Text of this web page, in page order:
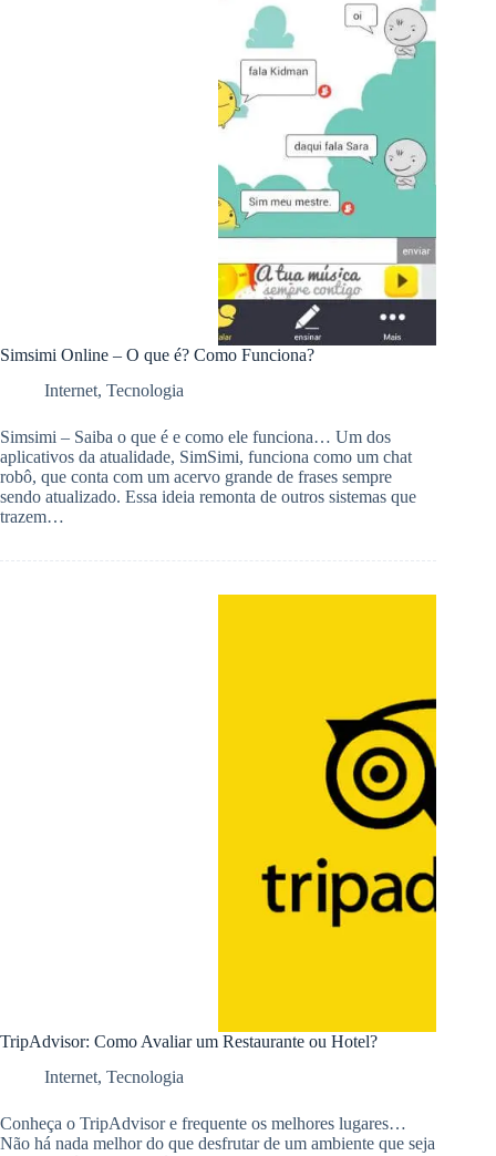
Simsimi Online – O que é? Como Funciona?
Internet, Tecnologia
Simsimi – Saiba o que é e como ele funciona… Um dos
aplicativos da atualidade, SimSimi, funciona como um chat
robô, que conta com um acervo grande de frases sempre
sendo atualizado. Essa ideia remonta de outros sistemas que
trazem…
TripAdvisor: Como Avaliar um Restaurante ou Hotel?
Internet, Tecnologia
Conheça o TripAdvisor e frequente os melhores lugares…
Não há nada melhor do que desfrutar de um ambiente que seja